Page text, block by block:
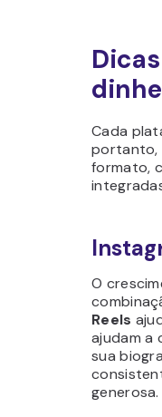
Cada
portanto,
formato,
O
Reels
ajudam a
sua
generosa.